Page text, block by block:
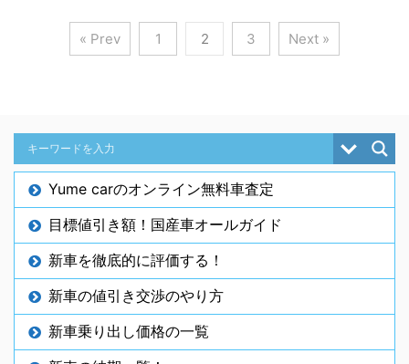
« Prev 1 2 3 Next »
Yume carのオンライン無料車査定
目標値引き額！国産車オールガイド
新車を徹底的に評価する！
新車の値引き交渉のやり方
新車乗り出し価格の一覧